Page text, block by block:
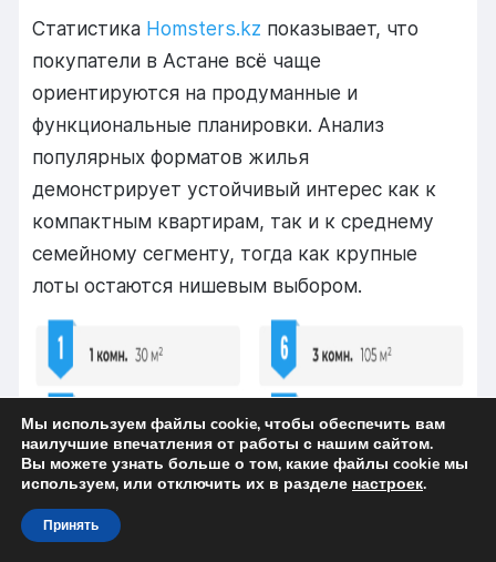
Статистика Homsters.kz показывает, что
покупатели в Астане всё чаще
ориентируются на продуманные и
функциональные планировки. Анализ
популярных форматов жилья
демонстрирует устойчивый интерес как к
компактным квартирам, так и к среднему
семейному сегменту, тогда как крупные
лоты остаются нишевым выбором.
Мы используем файлы cookie, чтобы обеспечить вам
наилучшие впечатления от работы с нашим сайтом.
Вы можете узнать больше о том, какие файлы cookie мы
используем, или отключить их в разделе настроек.
Принять